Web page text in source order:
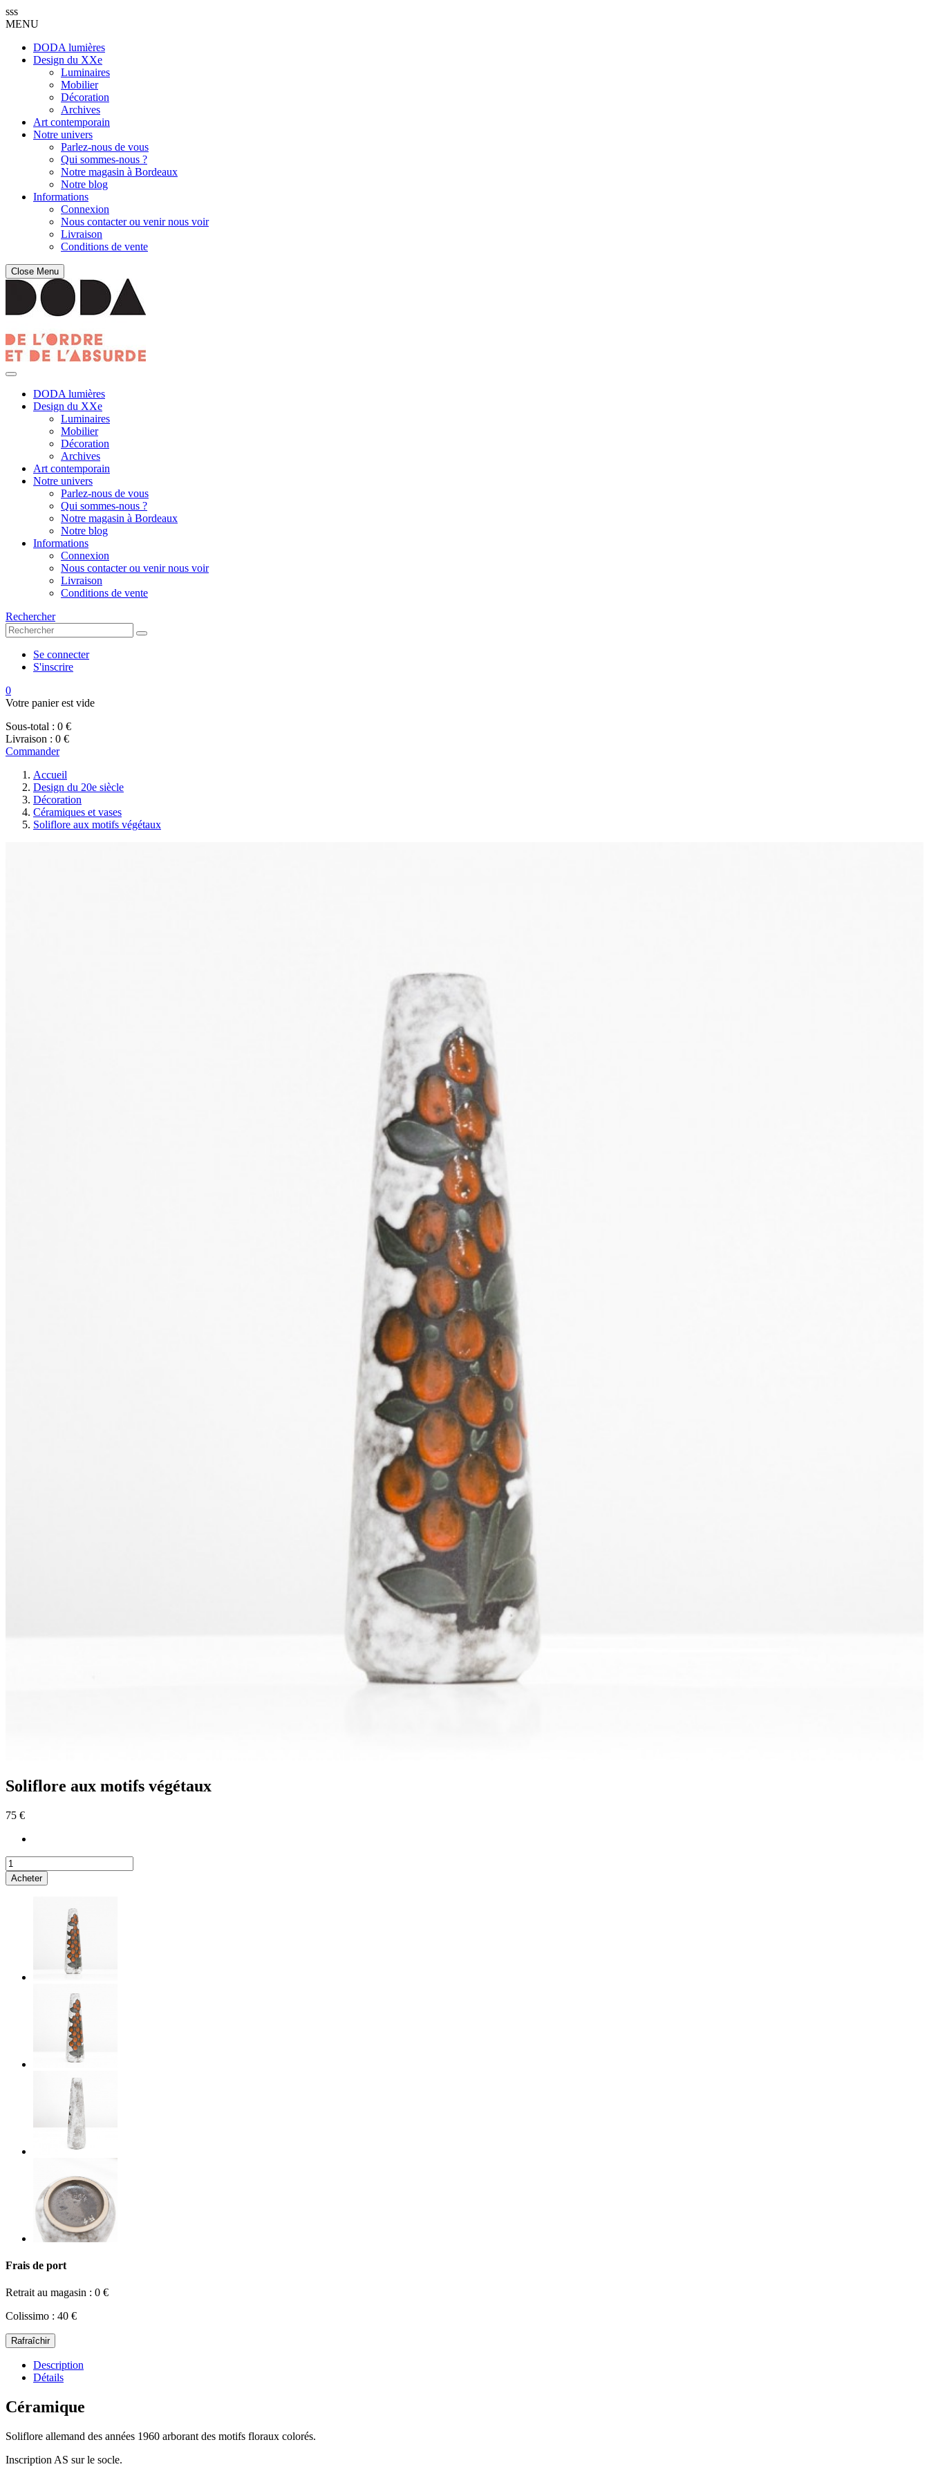
sss
MENU
DODA lumières
Design du XXe
Luminaires
Mobilier
Décoration
Archives
Art contemporain
Notre univers
Parlez-nous de vous
Qui sommes-nous ?
Notre magasin à Bordeaux
Notre blog
Informations
Connexion
Nous contacter ou venir nous voir
Livraison
Conditions de vente
Close Menu
DODA lumières
Design du XXe
Luminaires
Mobilier
Décoration
Archives
Art contemporain
Notre univers
Parlez-nous de vous
Qui sommes-nous ?
Notre magasin à Bordeaux
Notre blog
Informations
Connexion
Nous contacter ou venir nous voir
Livraison
Conditions de vente
Rechercher
Se connecter
S'inscrire
0
Votre panier est vide
Sous-total : 0 €
Livraison : 0 €
Commander
Accueil
Design du 20e siècle
Décoration
Céramiques et vases
Soliflore aux motifs végétaux
Soliflore aux motifs végétaux
75 €
Acheter
Frais de port
Retrait au magasin : 0 €
Colissimo : 40 €
Description
Détails
Céramique
Soliflore allemand des années 1960 arborant des motifs floraux colorés.
Inscription AS sur le socle.